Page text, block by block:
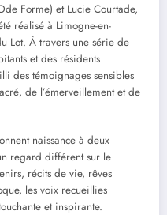
Forme) et Lucie Courtade,
réalisé à Limogne-en-
Lot. À travers une série de
et des résidents
des témoignages sensibles
de l’émerveillement et de
naissance à deux
regard différent sur le
récits de vie, rêves
les voix recueillies
et inspirante.